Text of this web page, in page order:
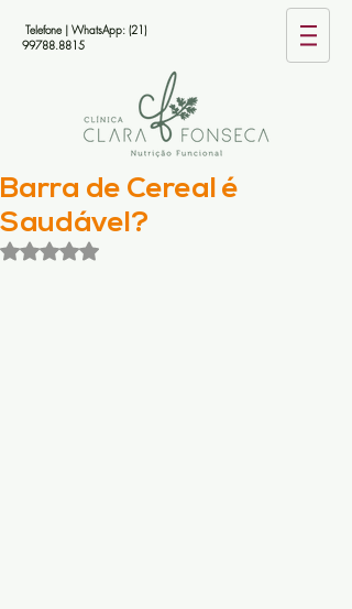
Telefone | WhatsApp: (21)
99788.8815
Barra de Cereal é
Saudável?
Avaliado com NaN de 5 estrelas.